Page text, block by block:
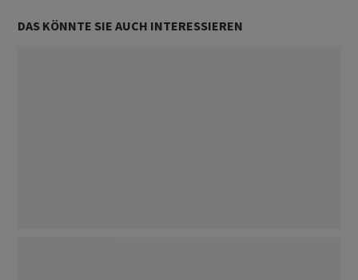
DAS KÖNNTE SIE AUCH INTERESSIEREN